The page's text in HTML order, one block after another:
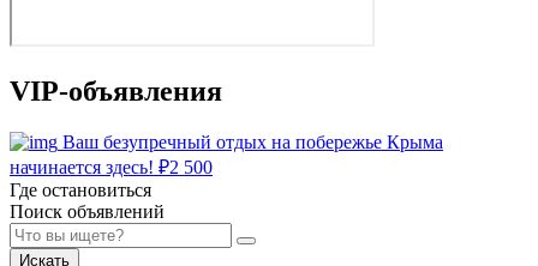
VIP-объявления
Ваш безупречный отдых на побережье Крыма
начинается здесь! ₽2 500
Где остановиться
Поиск объявлений
Искать